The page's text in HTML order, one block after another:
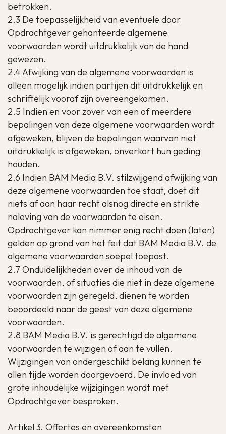
betrokken.
2.3 De toepasselijkheid van eventuele door
Opdrachtgever gehanteerde algemene
voorwaarden wordt uitdrukkelijk van de hand
gewezen.
2.4 Afwijking van de algemene voorwaarden is
alleen mogelijk indien partijen dit uitdrukkelijk en
schriftelijk vooraf zijn overeengekomen.
2.5 Indien en voor zover van een of meerdere
bepalingen van deze algemene voorwaarden wordt
afgeweken, blijven de bepalingen waarvan niet
uitdrukkelijk is afgeweken, onverkort hun geding
houden.
2.6 Indien BAM Media B.V. stilzwijgend afwijking van
deze algemene voorwaarden toe staat, doet dit
niets af aan haar recht alsnog directe en strikte
naleving van de voorwaarden te eisen.
Opdrachtgever kan nimmer enig recht doen (laten)
gelden op grond van het feit dat BAM Media B.V. de
algemene voorwaarden soepel toepast.
2.7 Onduidelijkheden over de inhoud van de
voorwaarden, of situaties die niet in deze algemene
voorwaarden zijn geregeld, dienen te worden
beoordeeld naar de geest van deze algemene
voorwaarden.
2.8 BAM Media B.V. is gerechtigd de algemene
voorwaarden te wijzigen of aan te vullen.
Wijzigingen van ondergeschikt belang kunnen te
allen tijde worden doorgevoerd. De invloed van
grote inhoudelijke wijzigingen wordt met
Opdrachtgever besproken.
Artikel 3. Offertes en overeenkomsten